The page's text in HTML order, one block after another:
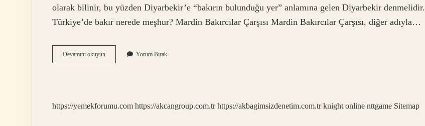
olarak bilinir, bu yüzden Diyarbekir’e “bakırın bulunduğu yer” anlamına gelen Diyarbekir denmelidir.
Türkiye’de bakır nerede meşhur? Mardin Bakırcılar Çarşısı Mardin Bakırcılar Çarşısı, diğer adıyla…
Devamını okuyunDiyarbakırda
Bakır
Yorum Bırak
https://yemekforumu.com https://akcangroup.com.tr https://akbagimsizdenetim.com.tr knight online nttgame Sitemap